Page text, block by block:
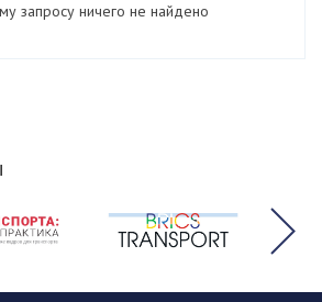
запросу ничего не найдено